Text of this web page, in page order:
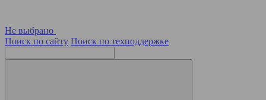
Не выбрано
Поиск по сайту Поиск по техподдержке